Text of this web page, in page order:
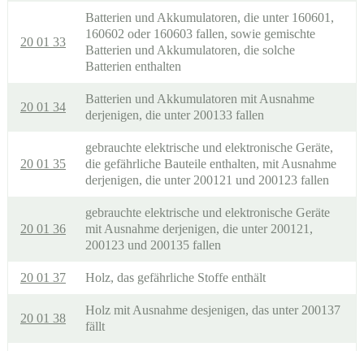
20 01 33
Batterien und Akkumulatoren, die unter 160601,
160602 oder 160603 fallen, sowie gemischte
Batterien und Akkumulatoren, die solche
Batterien enthalten
20 01 34
Batterien und Akkumulatoren mit Ausnahme
derjenigen, die unter 200133 fallen
20 01 35
gebrauchte elektrische und elektronische Geräte,
die gefährliche Bauteile enthalten, mit Ausnahme
derjenigen, die unter 200121 und 200123 fallen
20 01 36
gebrauchte elektrische und elektronische Geräte
mit Ausnahme derjenigen, die unter 200121,
200123 und 200135 fallen
20 01 37 Holz, das gefährliche Stoffe enthält
20 01 38
Holz mit Ausnahme desjenigen, das unter 200137
fällt